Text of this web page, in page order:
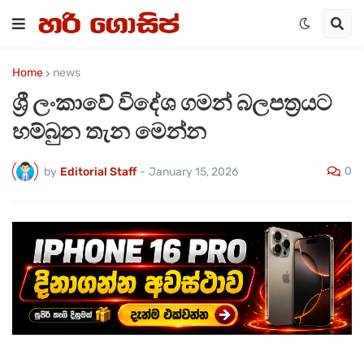
Home news
ශ්‍රී ලංකාවේ විදේශ ගමන් බලපත්‍රයට
හම්බුන තැන මෙන්න
by Editorial Staff - January 15, 2026 0